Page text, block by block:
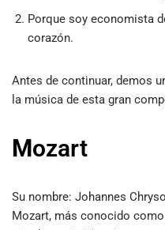
Porque soy economista
corazón.
Antes de continuar, demos
la música de esta gran
Mozart
Su nombre: Johannes
Mozart, más conocido